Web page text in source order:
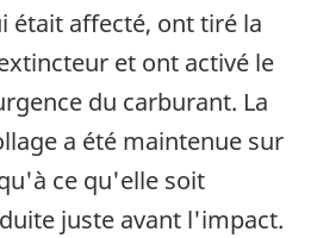
était affecté, ont tiré la
et ont activé le
du carburant. La
a été maintenue sur
ce qu'elle soit
juste avant l'impact.